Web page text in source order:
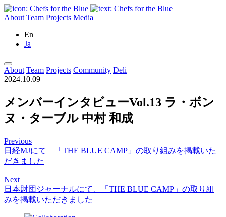
About Team Projects Media
En
Ja
About Team Projects Community Deli
2024.10.09
メンバーインタビューVol.13 ラ・ボン
ヌ・ターブル 中村 和成
Previous
日経MJにて 「THE BLUE CAMP」の取り組みを掲載いた
だきました
Next
日本財団ジャーナルにて、「THE BLUE CAMP」の取り組
みを掲載いただきました